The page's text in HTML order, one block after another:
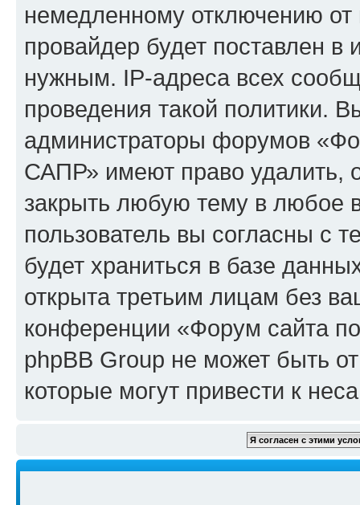
немедленному отключению
провайдер будет поставлен в
нужным. IP-адреса всех
проведения такой политики.
администраторы форумов
САПР» имеют право удалить,
закрыть любую тему в любое
пользователь вы согласны с
будет храниться в базе
открыта третьим лицам без
конференции «Форум сайта
phpBB Group не может быть
которые могут привести к